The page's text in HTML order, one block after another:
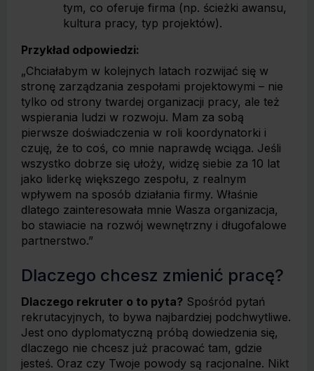
tym, co oferuje firma (np. ścieżki awansu,
kultura pracy, typ projektów).
Przykład odpowiedzi:
„Chciałabym w kolejnych latach rozwijać się w
stronę zarządzania zespołami projektowymi – nie
tylko od strony twardej organizacji pracy, ale też
wspierania ludzi w rozwoju. Mam za sobą
pierwsze doświadczenia w roli koordynatorki i
czuję, że to coś, co mnie naprawdę wciąga. Jeśli
wszystko dobrze się ułoży, widzę siebie za 10 lat
jako liderkę większego zespołu, z realnym
wpływem na sposób działania firmy. Właśnie
dlatego zainteresowała mnie Wasza organizacja,
bo stawiacie na rozwój wewnętrzny i długofalowe
partnerstwo.”
Dlaczego chcesz zmienić pracę?
Dlaczego rekruter o to pyta? Spośród pytań
rekrutacyjnych, to bywa najbardziej podchwytliwe.
Jest ono dyplomatyczną próbą dowiedzenia się,
dlaczego nie chcesz już pracować tam, gdzie
jesteś. Oraz czy Twoje powody są racjonalne. Nikt